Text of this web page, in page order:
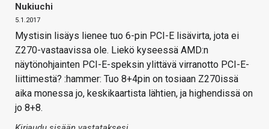
Nukiuchi
5.1.2017
Mystisin lisäys lienee tuo 6-pin PCI-E lisävirta, jota ei
Z270-vastaavissa ole. Liekö kyseessä AMD:n
näytönohjainten PCI-E-speksin ylittävä virranotto PCI-E-
liittimestä? :hammer: Tuo 8+4pin on tosiaan Z270issä
aika monessa jo, keskikaartista lähtien, ja highendissä on
jo 8+8.